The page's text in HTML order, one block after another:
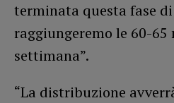
terminata questa fase
raggiungeremo le 60-
settimana”.
“La distribuzione